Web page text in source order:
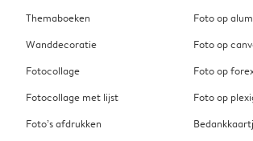
Themaboeken
Wanddecoratie
Fotocollage
Fotocollage met lijst
Foto’s afdrukken
Foto op
Foto op
Foto op
Foto op